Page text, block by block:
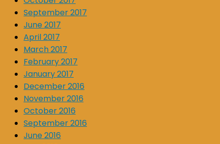
September 2017
June 2017
April 2017
March 2017
February 2017
January 2017
December 2016
November 2016
October 2016
September 2016
June 2016